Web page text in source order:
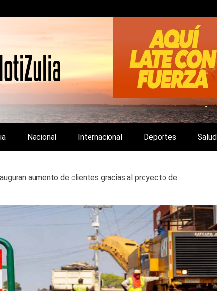
Y DE INTERÉS GENERAL.
Nacional Internacional Deportes Salud
aumento de clientes gracias al proyecto de